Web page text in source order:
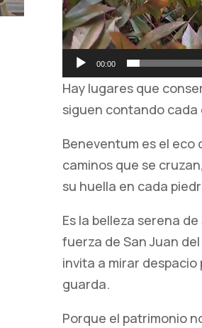
00:00
Hay lugares que
siguen contando cada
Beneventum es el eco
caminos que se
su huella en cada
Es la belleza serena
fuerza de San Juan
invita a mirar
guarda.
Porque el patrimonio